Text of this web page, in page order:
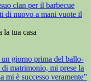
clan per il barbecue
di nuovo a mani vuote il
la tua casa
giorno prima del ballo-
matrimonio, mi prese la
mi è successo veramente”